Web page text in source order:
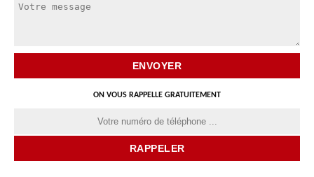
ON VOUS RAPPELLE GRATUITEMENT